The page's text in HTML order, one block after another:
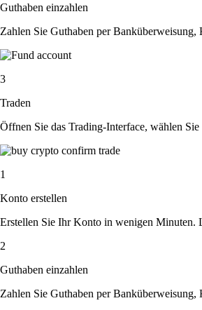
Guthaben einzahlen
Zahlen Sie Guthaben per
3
Traden
Öffnen Sie das Trading-Interface, wählen
1
Konto erstellen
Erstellen Sie Ihr Konto in wenigen Minuten.
2
Guthaben einzahlen
Zahlen Sie Guthaben per